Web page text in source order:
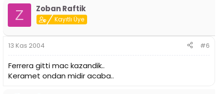
Z Zoban Raftik
Kayıtlı Üye
13 Kas 2004 #6
Ferrera gitti mac kazandik..
Keramet ondan midir acaba..